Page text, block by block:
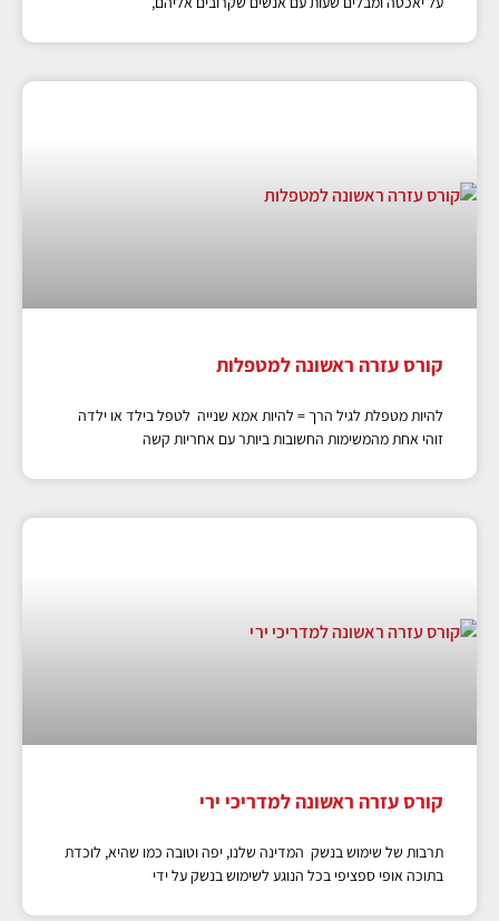
קורס עזרה ראשונה למטפלות
להיות מטפלת לגיל הרך = להיות אמא שנייה לטפל בילד או ילדה
זוהי אחת מהמשימות החשובות ביותר עם אחריות קשה
קורס עזרה ראשונה למדריכי ירי
תרבות של שימוש בנשק המדינה שלנו, יפה וטובה כמו שהיא, לוכדת
בתוכה אופי ספציפי בכל הנוגע לשימוש בנשק על ידי